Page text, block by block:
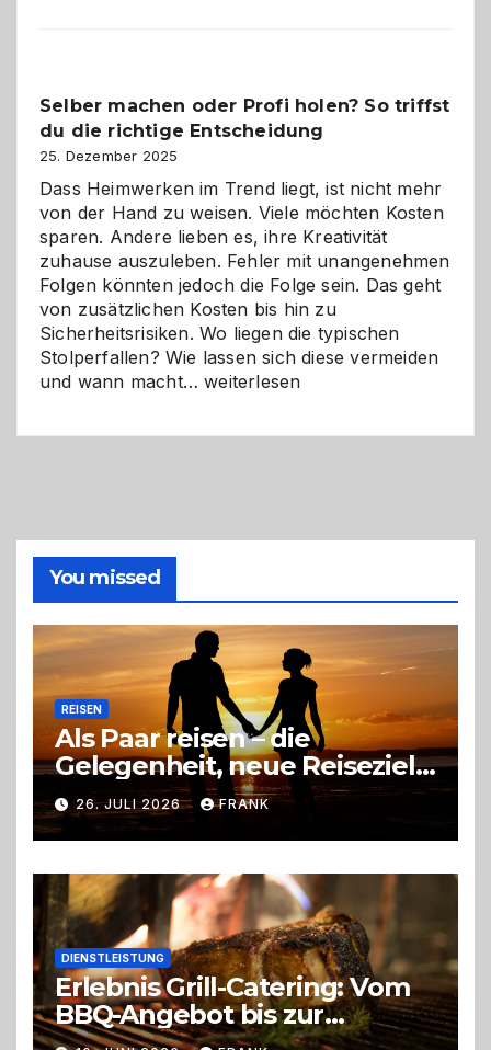
Herausforderungen
und
Zukunft
Selber machen oder Profi holen? So triffst
du die richtige Entscheidung
25. Dezember 2025
Dass Heimwerken im Trend liegt, ist nicht mehr
von der Hand zu weisen. Viele möchten Kosten
sparen. Andere lieben es, ihre Kreativität
zuhause auszuleben. Fehler mit unangenehmen
Folgen könnten jedoch die Folge sein. Das geht
von zusätzlichen Kosten bis hin zu
Sicherheitsrisiken. Wo liegen die typischen
Stolperfallen? Wie lassen sich diese vermeiden
und wann macht…Selber
richtige
Entscheidung
weiterlesen
You missed
REISEN
Als Paar reisen – die
Gelegenheit, neue Reiseziele
zu entdecken
26. JULI 2026 FRANK
DIENSTLEISTUNG
Erlebnis Grill-Catering: Vom
BBQ-Angebot bis zur
perfekten Eventorganisation